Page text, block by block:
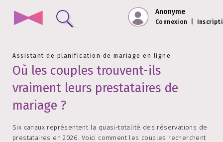
Anonyme
Connexion
Assistant de planification de mariage en ligne
Où les couples trouvent-ils
vraiment leurs prestataires de
mariage ?
Six canaux représentent la quasi-totalité des réservations de
prestataires en 2026. Voici comment les couples recherchent